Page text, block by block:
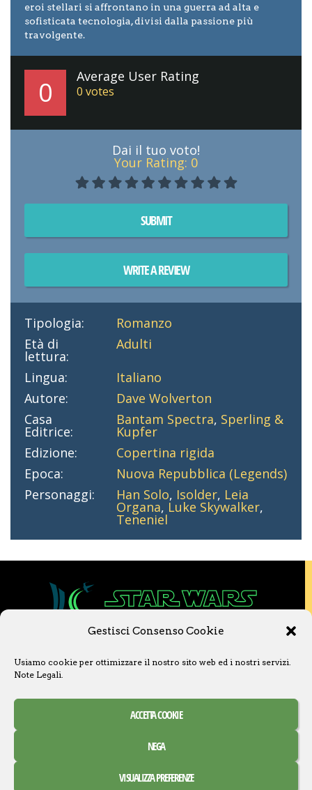
Gestisci Consenso Cookie
Usiamo cookie per ottimizzare il nostro sito web ed i nostri servizi.
Note Legali.
ACCETTA COOKIE
NEGA
VISUALIZZA PREFERENZE
eroi stellari si affrontano in una guerra ad alta e
sofisticata tecnologia, divisi dalla passione più
travolgente.
0 Average User Rating
0 votes
Dai il tuo voto!
Your Rating: 0
SUBMIT
WRITE A REVIEW
Tipologia:
Romanzo
Età di
lettura:
Adulti
Lingua:
Italiano
Autore:
Dave Wolverton
Casa
Editrice:
Bantam Spectra, Sperling &
Kupfer
Edizione:
Copertina rigida
Epoca:
Nuova Repubblica (Legends)
Personaggi:
Han Solo, Isolder, Leia
Organa, Luke Skywalker,
Teneniel
Questo sito non è collegato a Lucasfilm LTD o
a The Walt Disney Company o ad altre
Ogni nome, titolo, immagine o qualsiasi altra
forma, appartiene ai propri detentori.
Creative Commons Attribuzione – Non commerciale –
Condividi allo stesso modo 3.0 Italia